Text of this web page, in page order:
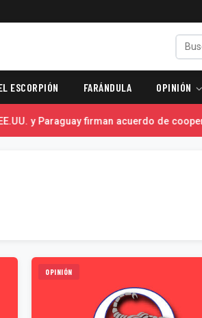
ESCORPIÓN FARÁNDULA OPINIÓN
EE.UU. y Paraguay firman acuerdo de
OPINIÓN